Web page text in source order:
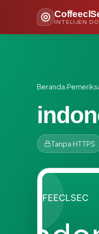
INTELIJEN
Beranda›
Tanpa HTTPS